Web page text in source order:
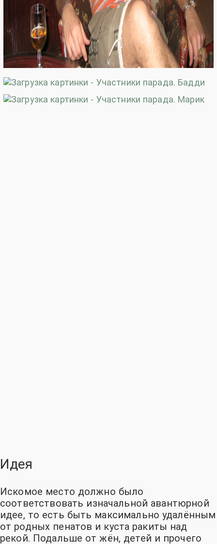
Идея
Искомое место должно было
соответствовать изначальной авантюрной
идее, то есть быть максимально удалённым
от родных пенатов и куста ракиты над
рекой. Подальше от жён, детей и прочего